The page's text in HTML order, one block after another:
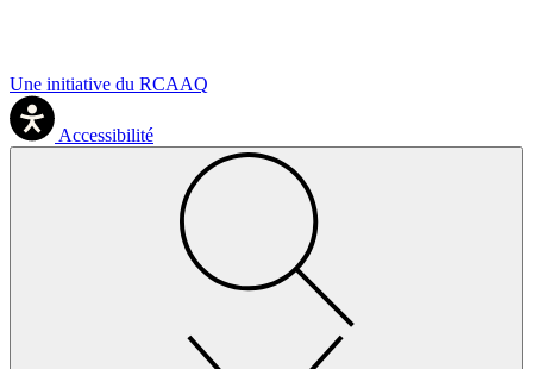
Une initiative du RCAAQ
Accessibilité